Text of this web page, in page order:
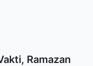
Ramazan